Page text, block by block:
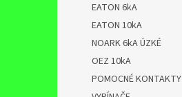
EATON 6kA
EATON 10kA
NOARK 6kA ÚZKÉ
OEZ 10kA
POMOCNÉ KONTAKTY